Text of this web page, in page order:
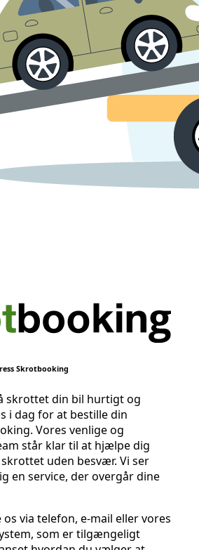
Skrotbooking
skrottet din bil hurtigt og
i dag for at bestille din
Vores venlige og
står klar til at hjælpe dig
uden besvær. Vi ser
en service, der overgår dine
via telefon, e-mail eller vores
som er tilgængeligt